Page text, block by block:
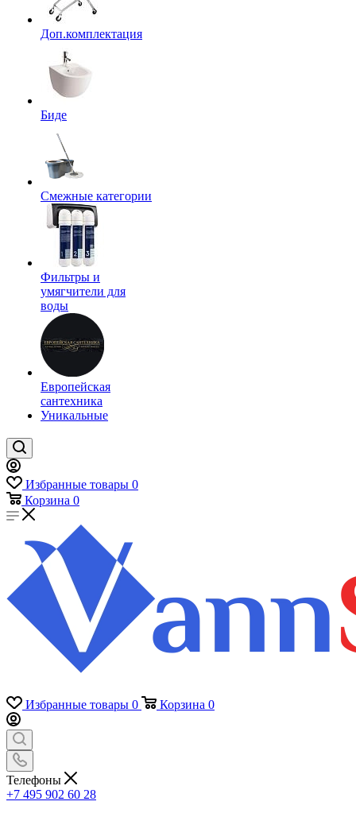
Доп.комплектация
Биде
Смежные категории
Фильтры и
умягчители для
воды
Европейская
сантехника
Уникальные
Избранные товары 0
Корзина 0
Избранные товары 0 Корзина 0
Телефоны
+7 495 902 60 28